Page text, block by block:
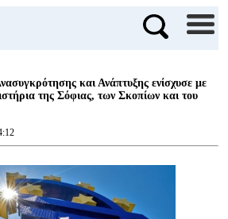
και Ανάπτυξης ενίσχυσε με
της Σόφιας, των Σκοπίων και του